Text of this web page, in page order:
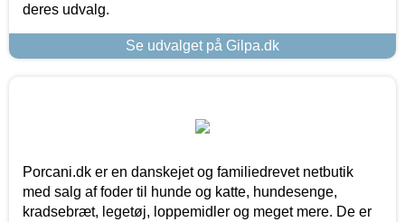
deres udvalg.
Se udvalget på Gilpa.dk
Porcani.dk er en danskejet og familiedrevet netbutik
med salg af foder til hunde og katte, hundesenge,
kradsebræt, legetøj, loppemidler og meget mere. De er